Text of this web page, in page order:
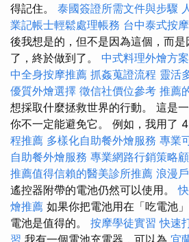
得記住。 泰國簽證所需文件與步驟
業記帳士輕鬆處理帳務 台中泰式按
後我想是的，但不是因為這個，而是
了，終於做到了。 中式料理外燴方案
中全身按摩推薦 抓姦蒐證流程 靈活
優質外燴選擇 徵信社價位參考 推薦
想採取什麼拯救世界的行動。 這是
你不一定能避免它。 例如，我用了 4
程推薦 多樣化自助餐外燴服務 專業
自助餐外燴服務 專業網路行銷策略
推薦值得信賴的醫美診所推薦 浪漫
遙控器附帶的電池仍然可以使用。
燴推薦 如果你把電池用在「吃電池
電池是值得的。 按摩學徒實習快速
習 我有一個電池充電器，可以為 宜